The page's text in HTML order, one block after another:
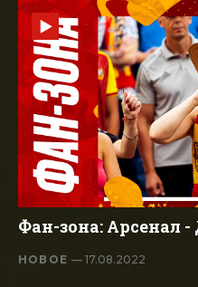
Фан-зона: Арсенал
НОВОЕ— 17.08.2022